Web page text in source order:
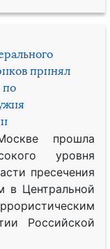
принял
по
прошла
уровня
пресечения
в Центральной
Российской